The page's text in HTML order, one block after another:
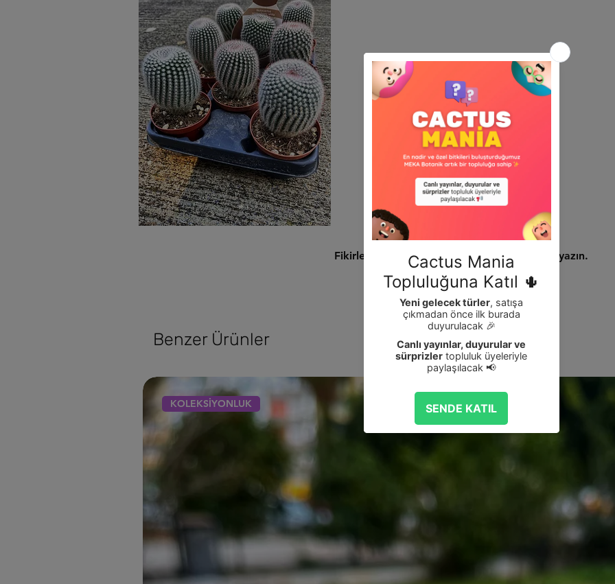
Henüz Değerlendirme Yok
Fikirlerinizi paylaşın. İlk değerlendirmeyi siz yazın.
Değerlendirme Yap
Benzer Ürünler
KOLEKSİYONLUK